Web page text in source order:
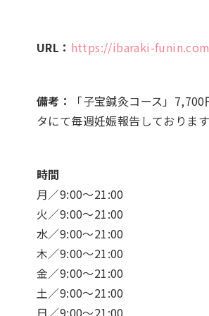
URL： https://ibaraki-
備考：
「子宝鍼灸コース」
タにて毎週妊娠報告しております
時間
月／9:00～21:00
火／9:00～21:00
水／9:00～21:00
木／9:00～21:00
金／9:00～21:00
土／9:00～21:00
日／9:00～21:00